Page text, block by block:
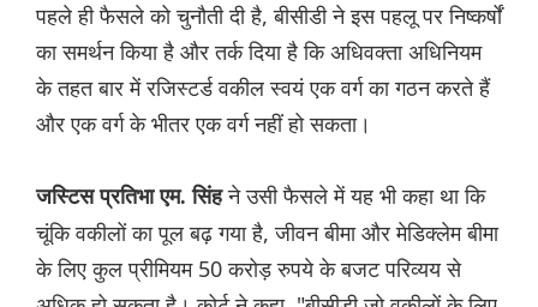
पहले ही फैसले को चुनौती दी है, बीसीडी ने इस पहलू पर निष्कर्षों
का समर्थन किया है और तर्क दिया है कि अधिवक्ता अधिनियम
के तहत बार में रजिस्टर्ड वकील स्वयं एक वर्ग का गठन करते हैं
और एक वर्ग के भीतर एक वर्ग नहीं हो सकता।
जस्टिस प्रतिभा एम. सिंहने उसी फैसले में यह भी कहा था कि
चूंकि वकीलों का पूल बढ़ गया है, जीवन बीमा और मेडिक्लेम बीमा
के लिए कुल प्रीमियम 50 करोड़ रुपये के बजट परिव्यय से